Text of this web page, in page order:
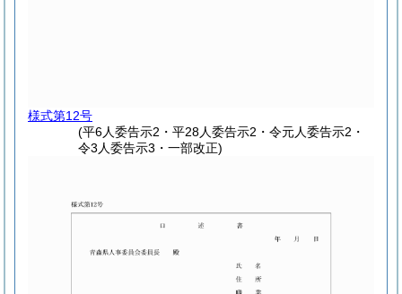
様式第12号
(平6人委告示2・平28人委告示2・令元人委告示2・
令3人委告示3・一部改正)